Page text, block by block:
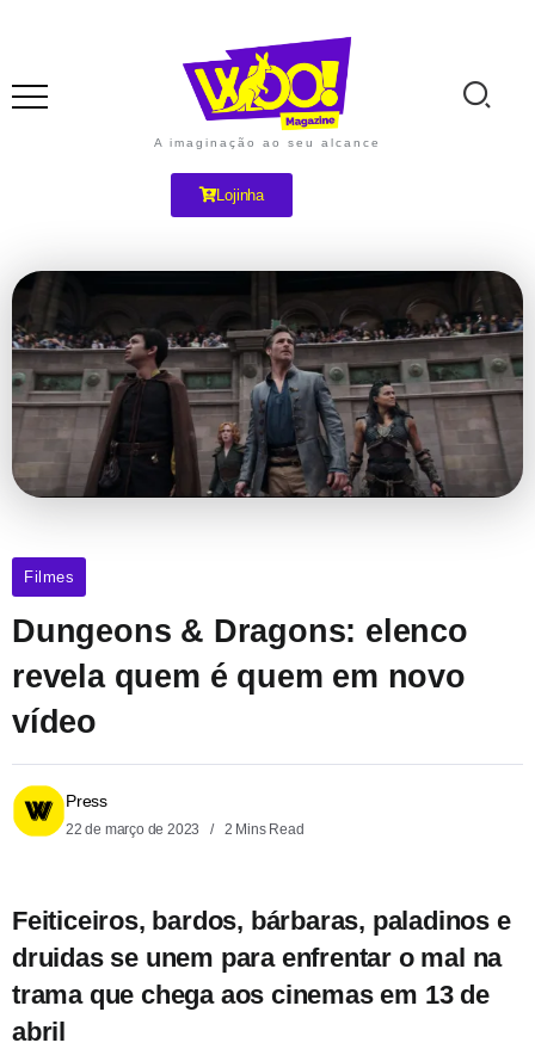
A imaginação ao seu alcance
Lojinha
Filmes
Dungeons & Dragons: elenco
revela quem é quem em novo
vídeo
Press
22 de março de 2023 2 Mins Read
Feiticeiros, bardos, bárbaras, paladinos e
druidas se unem para enfrentar o mal na
trama que chega aos cinemas em 13 de
abril